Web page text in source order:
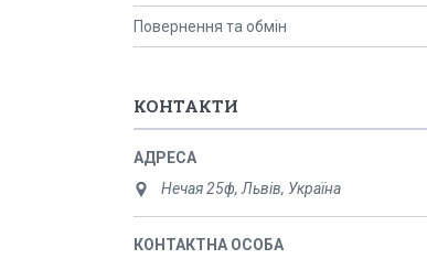
Повернення та обмін
КОНТАКТИ
Нечая 25ф, Львів, Україна